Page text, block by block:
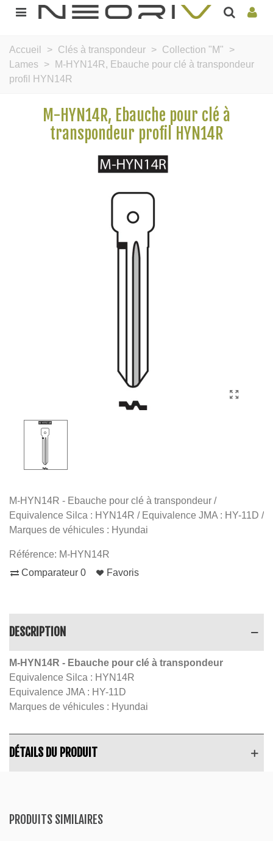
Accueil > Clés à transpondeur > Collection "M"
>
Lames
>
M-HYN14R, Ebauche pour clé à transpondeur
profil HYN14R
M-HYN14R, Ebauche pour clé à
transpondeur profil HYN14R
M-HYN14R - Ebauche pour clé à transpondeur /
Equivalence Silca : HYN14R / Equivalence JMA : HY-11D /
Marques de véhicules : Hyundai
Référence: M-HYN14R
Comparateur 0 Favoris
DESCRIPTION
M-HYN14R - Ebauche pour clé à transpondeur
Equivalence Silca : HYN14R
Equivalence JMA : HY-11D
Marques de véhicules : Hyundai
DÉTAILS DU PRODUIT
PRODUITS SIMILAIRES